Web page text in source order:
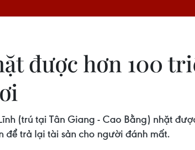
được hơn 100
(trú tại Tân Giang - Cao Bằng) nhặt
để trả lại tài sản cho người đánh mất.